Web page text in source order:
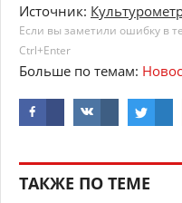
Источник:
Если вы заметили ошибку в
Ctrl+Enter
Больше по темам:
ТАКЖЕ ПО ТЕМЕ